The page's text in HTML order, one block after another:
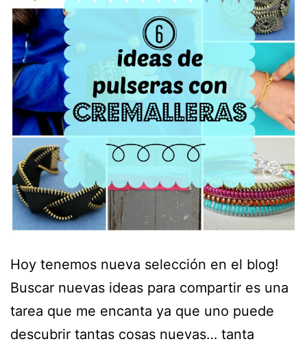
Hoy tenemos nueva selección en el blog!
Buscar nuevas ideas para compartir es una
tarea que me encanta ya que uno puede
descubrir tantas cosas nuevas… tanta